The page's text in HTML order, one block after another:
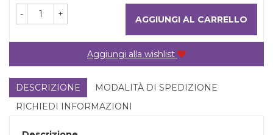
- + AGGIUNGI AL CARRELLO
Aggiungi alla wishlist
DESCRIZIONE
MODALITÀ DI SPEDIZIONE
RICHIEDI INFORMAZIONI